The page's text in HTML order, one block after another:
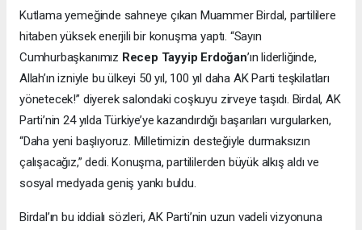
Kutlama yemeğinde sahneye çıkan Muammer Birdal, partililere
hitaben yüksek enerjili bir konuşma yaptı. “Sayın
Cumhurbaşkanımız Recep Tayyip Erdoğan’ın liderliğinde,
Allah’ın izniyle bu ülkeyi 50 yıl, 100 yıl daha AK Parti teşkilatları
yönetecek!” diyerek salondaki coşkuyu zirveye taşıdı. Birdal, AK
Parti’nin 24 yılda Türkiye’ye kazandırdığı başarıları vurgularken,
“Daha yeni başlıyoruz. Milletimizin desteğiyle durmaksızın
çalışacağız,” dedi. Konuşma, partililerden büyük alkış aldı ve
sosyal medyada geniş yankı buldu.
Birdal’ın bu iddialı sözleri, AK Parti’nin uzun vadeli vizyonuna